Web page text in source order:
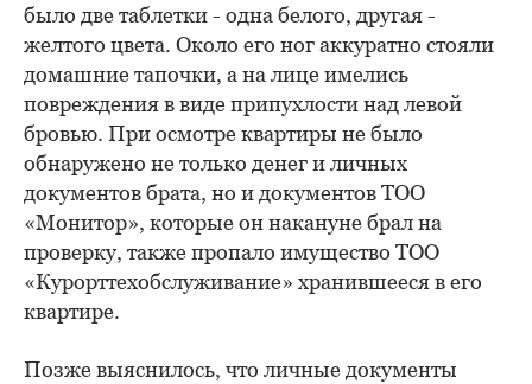
было две таблетки - одна белого, другая -
желтого цвета. Около его ног аккуратно стояли
домашние тапочки, а на лице имелись
повреждения в виде припухлости над левой
бровью. При осмотре квартиры не было
обнаружено не только денег и личных
документов брата, но и документов ТОО
«Монитор», которые он накануне брал на
проверку, также пропало имущество ТОО
«Курорттехобслуживание» хранившееся в его
квартире.
Позже выяснилось, что личные документы